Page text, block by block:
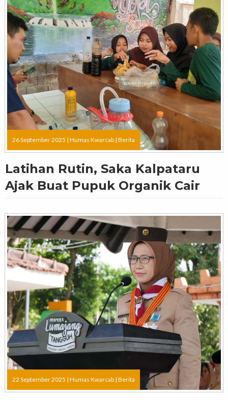
26 September 2025 | Humas Kwarcab | Berita
Latihan Rutin, Saka Kalpataru
Ajak Buat Pupuk Organik Cair
22 September 2025 | Humas Kwarcab | Berita